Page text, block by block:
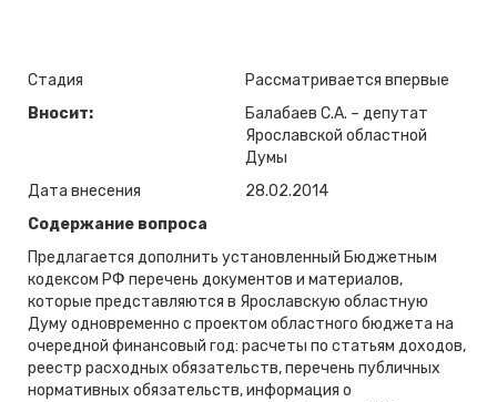
Стадия
Рассматривается впервые
Вносит:
Балабаев С.А. – депутат
Ярославской областной
Думы
Дата внесения
28.02.2014
Содержание вопроса
Предлагается дополнить установленный Бюджетным
кодексом РФ перечень документов и материалов,
которые представляются в Ярославскую областную
Думу одновременно с проектом областного бюджета на
очередной финансовый год: расчеты по статьям доходов,
реестр расходных обязательств, перечень публичных
нормативных обязательств, информация о